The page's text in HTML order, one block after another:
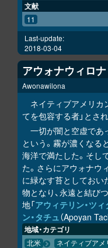
文献
11
Last-update:
2018-03-04
アウォナウィロナ
Awonawilona
ネイティブアメリカ
てを包容する者」とさ
一切が闇と空虚であ
という。霧が濃くなる
海洋で満たした。そし
た。さらにアウォナウ
に緑なす苔としておい
物となり、永遠と結び
地「アウィテリン・ツィ
ン・タチュ（Apoyan
地域・カテゴリ
北米 ネイティブアメ